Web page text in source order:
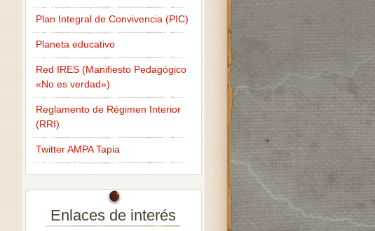
Plan Integral de Convivencia (PIC)
Planeta educativo
Red IRES (Manifiesto Pedagógico
«No es verdad»)
Reglamento de Régimen Interior
(RRI)
Twitter AMPA Tapia
Enlaces de interés